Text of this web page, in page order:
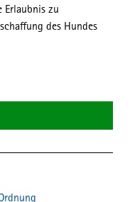
Erlaubnis zu
des Hundes